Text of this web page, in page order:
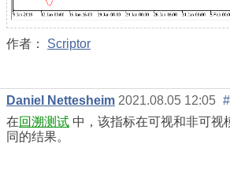
作者： Scriptor
Daniel Nettesheim 2021.08.05 12:05
在回溯测试 中，该指标在可视和非可视
同的结果。